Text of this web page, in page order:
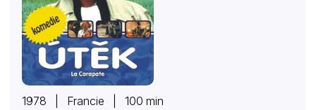
1978 | Francie | 100 min